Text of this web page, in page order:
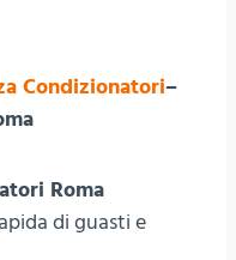
Condizionatori–
Roma
di guasti e